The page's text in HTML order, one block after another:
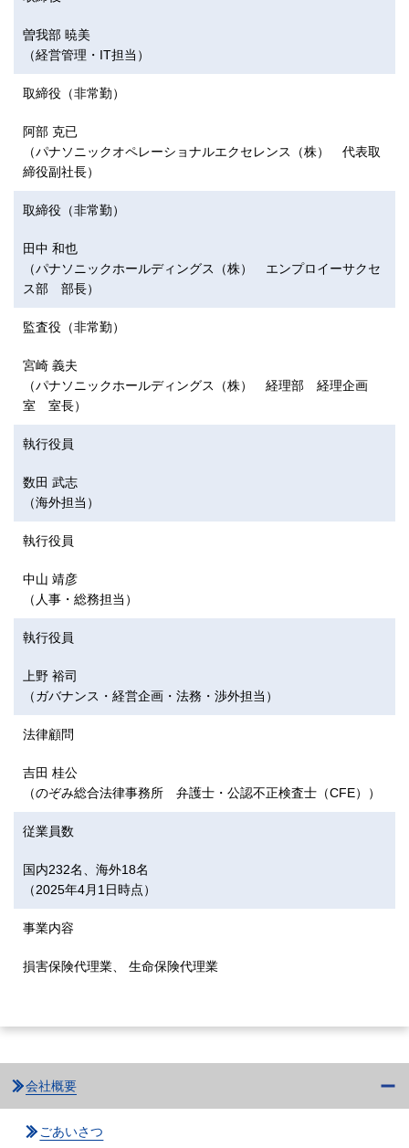
曽我部 暁美
（経営管理・IT担当）
取締役（非常勤）
阿部 克已
（パナソニックオペレーショナルエクセレンス（株） 代表取
締役副社長）
取締役（非常勤）
田中 和也
（パナソニックホールディングス（株） エンプロイーサクセ
ス部 部長）
監査役（非常勤）
宮崎 義夫
（パナソニックホールディングス（株） 経理部 経理企画
室 室長）
執行役員
数田 武志
（海外担当）
執行役員
中山 靖彦
（人事・総務担当）
執行役員
上野 裕司
（ガバナンス・経営企画・法務・渉外担当）
法律顧問
吉田 桂公
（のぞみ総合法律事務所 弁護士・公認不正検査士（CFE））
従業員数
国内232名、海外18名
（2025年4月1日時点）
事業内容
損害保険代理業、 生命保険代理業
会社概要
ごあいさつ